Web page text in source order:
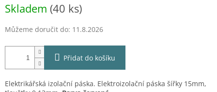
cena:
Skladem (40 ks)
Můžeme doručit do: 11.8.2026
Přidat do košíku
Elektrikářská izolační páska. Elektroizolační páska šířky 15mm,